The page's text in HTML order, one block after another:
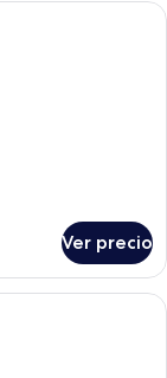
hotel con cama, una
Ver precio
hotel con cama, sofá,